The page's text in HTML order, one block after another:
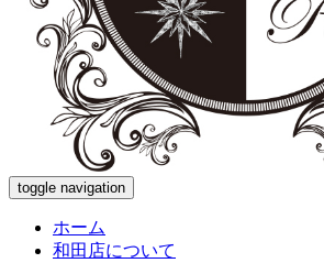
toggle navigation
ホーム
和田店について